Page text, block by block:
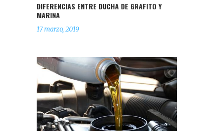
DIFERENCIAS ENTRE DUCHA DE GRAFITO Y
MARINA
17 marzo, 2019